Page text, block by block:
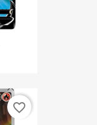
favorite_border